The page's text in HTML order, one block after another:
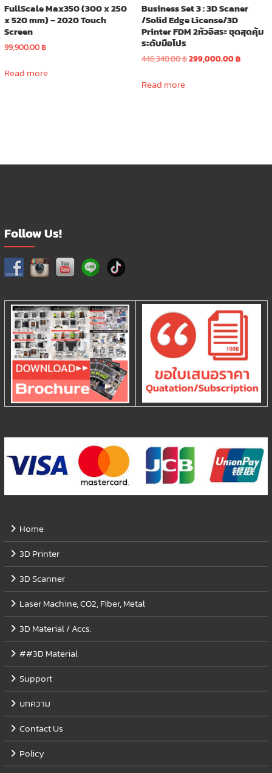
FullScale Max350 (300 x 250
x 520 mm) – 2020 Touch
Screen
99,900.00฿
Read more
Business Set 3 : 3D Scaner
/Solid Edge License/3D
Printer FDM 2หัวอิสระ ชุดสุดคุ้ม
ระดับมือโปร
446,340.00฿Original
299,000.00฿Current
Read more
Follow Us!
Home
3D Printer
3D Scanner
Laser Machine, CO2, Fiber, Metal
3D Material / Accs.
##3D Material
Support
บทความ
Contact Us
Policy